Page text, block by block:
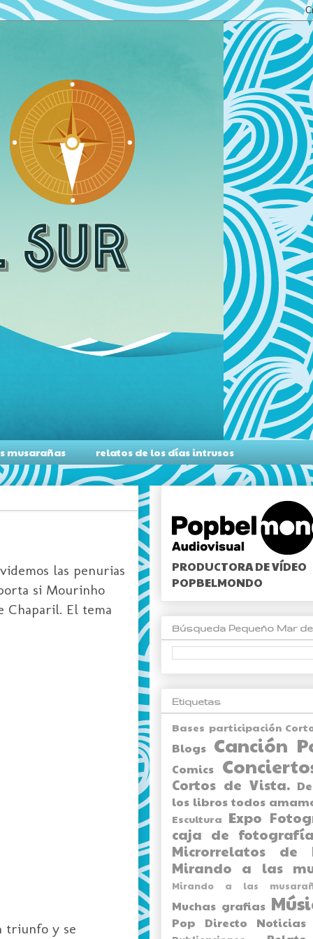
musarañas relatos de los días intrusos
las penurias
si Mourinho
Chaparil. El tema
triunfo y se
PRODUCTORA DE VÍDEO
POPBELMONDO
Búsqueda Pequeño Mar
Etiquetas
Bases participación
Blogs Canción
Comics
Cortos de Vista.
los libros todos
Escultura Expo
caja de
Microrrelatos de
Mirando a las
Mirando a las
Muchas grafias
Pop Directo Noticias